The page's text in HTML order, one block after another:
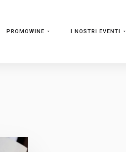
PROMOWINE I NOSTRI EVENTI